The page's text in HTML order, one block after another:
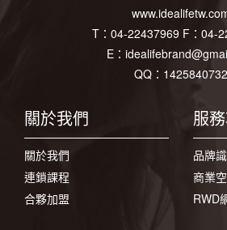
T： 04-22437969 F： 04-
E：
QQ：1425840732
關於我們
關於我們
連鎖課程
合夥加盟
服
品牌
商業
RWD